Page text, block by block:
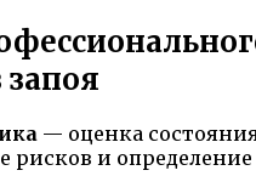
— оценка
рисков и